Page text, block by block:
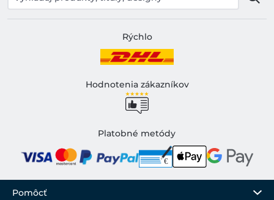
Rýchlo
Hodnotenia zákazníkov
Platobné metódy
Pomôcť